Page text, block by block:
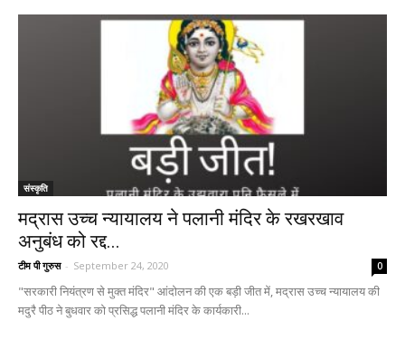
संस्कृति
मद्रास उच्च न्यायालय ने पलानी मंदिर के रखरखाव
अनुबंध को रद्द...
टीम पी गुरुस - September 24, 2020 0
"सरकारी नियंत्रण से मुक्त मंदिर" आंदोलन की एक बड़ी जीत में, मद्रास उच्च न्यायालय की
मदुरै पीठ ने बुधवार को प्रसिद्ध पलानी मंदिर के कार्यकारी...